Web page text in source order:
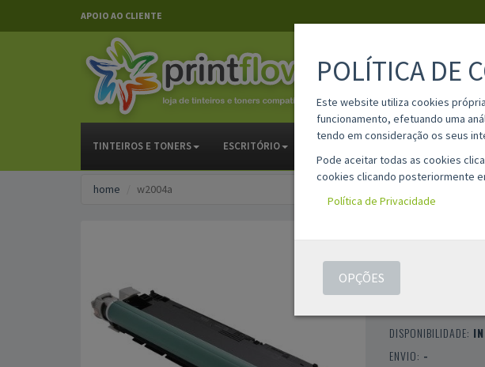
APOIO AO CLIENTE
TINTEIROS E TONERS ESCRITÓRIO MATERIAL ESCOLAR
home w2004a
DISPONIBILIDADE:
ENVIO: -
POLÍTICA DE
Este website utiliza cookies
funcionamento, efetuando uma
tendo em consideração os seus
Pode aceitar todas as cookies
cookies clicando posteriormente
Política de Privacidade
OPÇÕES